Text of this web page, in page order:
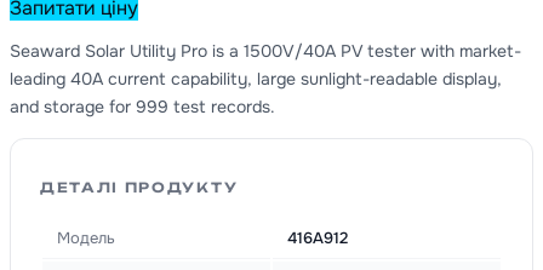
Запитати ціну
Seaward Solar Utility Pro is a 1500V/40A PV tester with market-
leading 40A current capability, large sunlight-readable display,
and storage for 999 test records.
ДЕТАЛІ ПРОДУКТУ
Модель 416A912